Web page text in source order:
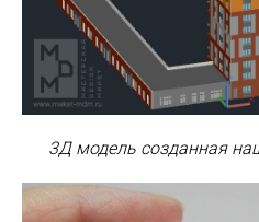
3Д модель созданная